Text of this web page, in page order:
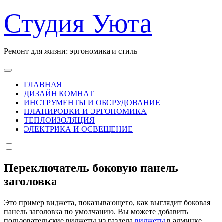
к
содержанию
Студия Уюта
Ремонт для жизни: эргономика и стиль
ГЛАВНАЯ
ДИЗАЙН КОМНАТ
ИНСТРУМЕНТЫ И ОБОРУДОВАНИЕ
ПЛАНИРОВКИ И ЭРГОНОМИКА
ТЕПЛОИЗОЛЯЦИЯ
ЭЛЕКТРИКА И ОСВЕЩЕНИЕ
Переключатель боковую панель
заголовка
Это пример виджета, показывающего, как выглядит боковая
панель заголовка по умолчанию. Вы можете добавить
пользовательские виджеты из раздела виджеты в админке.